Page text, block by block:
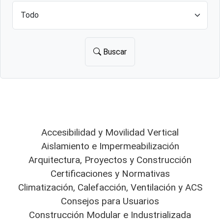
Buscar
Accesibilidad y Movilidad Vertical
Aislamiento e Impermeabilización
Arquitectura, Proyectos y Construcción
Certificaciones y Normativas
Climatización, Calefacción, Ventilación y ACS
Consejos para Usuarios
Construcción Modular e Industrializada